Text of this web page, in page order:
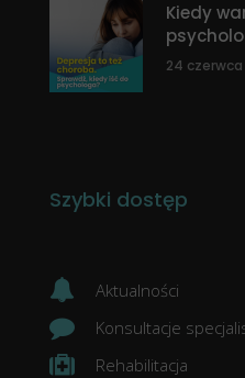
Kiedy
24 czerwca
Szybki dostęp
Aktualności
Konsultacje
Rehabilitacja